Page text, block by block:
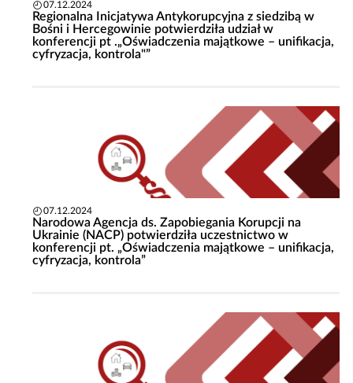
07.12.2024
Regionalna Inicjatywa Antykorupcyjna z siedzibą w
Bośni i Hercegowinie potwierdziła udział w
konferencji pt .„Oświadczenia majątkowe – unifikacja,
cyfryzacja, kontrola"”
07.12.2024
Narodowa Agencja ds. Zapobiegania Korupcji na
Ukrainie (NACP) potwierdziła uczestnictwo w
konferencji pt. „Oświadczenia majątkowe – unifikacja,
cyfryzacja, kontrola”